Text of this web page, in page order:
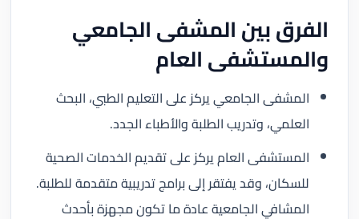
الفرق بين المشفى الجامعي
والمستشفى العام
المشفى الجامعي يركز على التعليم الطبي، البحث
العلمي، وتدريب الطلبة والأطباء الجدد.
المستشفى العام يركز على تقديم الخدمات الصحية
للسكان، وقد يفتقر إلى برامج تدريبية متقدمة للطلبة.
المشافي الجامعية عادة ما تكون مجهزة بأحدث